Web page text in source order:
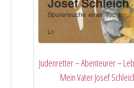
Judenretter – Abenteurer –
Mein Vater Josef